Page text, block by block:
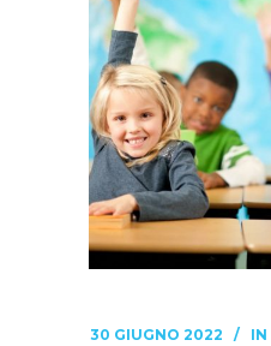
30 GIUGNO 2022 IN